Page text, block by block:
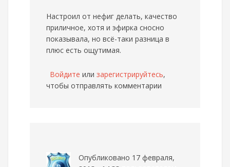
Настроил от нефиг делать, качество
приличное, хотя и эфирка сносно
показывала, но всё-таки разница в
плюс есть ощутимая.
Войдите или зарегистрируйтесь,
чтобы отправлять комментарии
Опубликовано 17 февраля,